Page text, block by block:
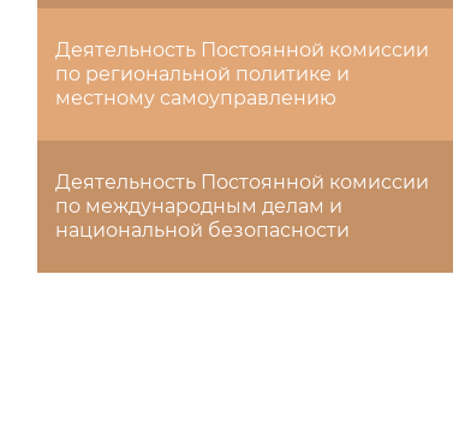
Деятельность Постоянной комиссии
по региональной политике и
местному самоуправлению
Деятельность Постоянной комиссии
по международным делам и
национальной безопасности